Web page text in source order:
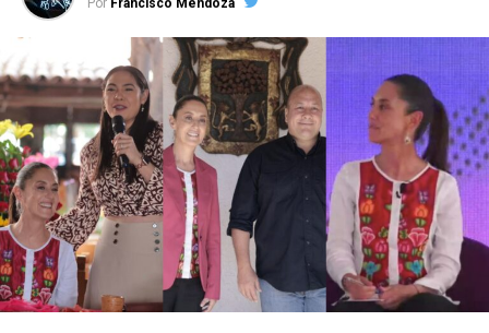
Por Francisco Mendoza